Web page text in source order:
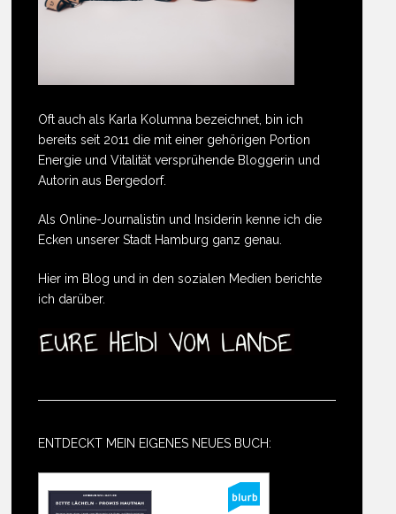
Oft auch als Karla Kolumna bezeichnet, bin ich
bereits seit 2011 die mit einer gehörigen Portion
Energie und Vitalität versprühende Bloggerin und
Autorin aus Bergedorf.
Als Online-Journalistin und Insiderin kenne ich die
Ecken unserer Stadt Hamburg ganz genau.
Hier im Blog und in den sozialen Medien berichte
ich darüber.
ENTDECKT MEIN EIGENES NEUES BUCH: